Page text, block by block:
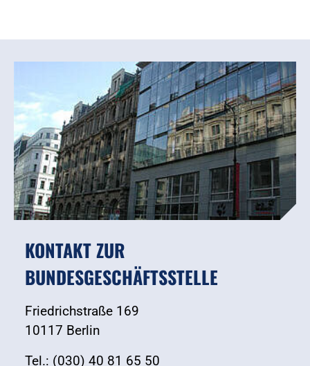
KONTAKT ZUR
BUNDESGESCHÄFTSSTELLE
Friedrichstraße 169
10117 Berlin
Tel.: (030) 40 81 65 50